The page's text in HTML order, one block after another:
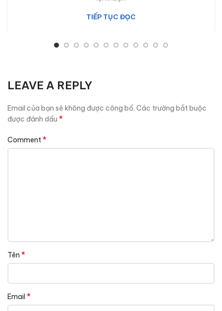
TIẾP TỤC ĐỌC
LEAVE A REPLY
Email của bạn sẽ không được công bố. Các trường bắt buộc
được đánh dấu *
Comment*
Tên *
Email *